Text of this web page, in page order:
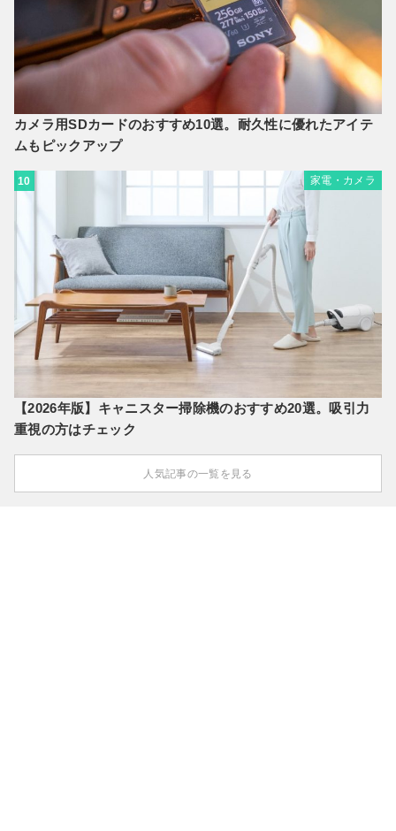
カメラ用SDカードのおすすめ10選。耐久性に優れたアイテ
ムもピックアップ
10 家電・カメラ
【2026年版】キャニスター掃除機のおすすめ20選。吸引力
重視の方はチェック
人気記事の一覧を見る